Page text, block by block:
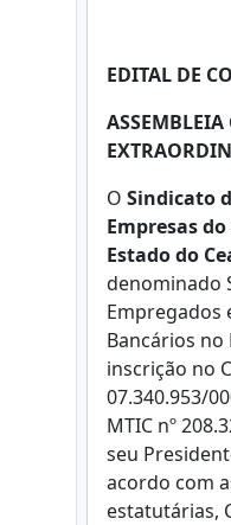
EDITAL DE
ASSEMBLEIA
O Sindicato
Empresas
Estado do
denominado
Empregados
Bancários no
inscrição no
07.340.953/
MTIC nº
seu
acordo com
estatutárias,